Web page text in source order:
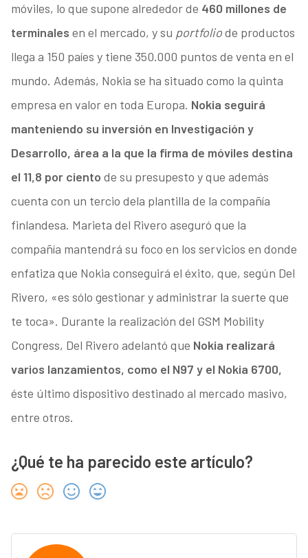
móviles, lo que supone alrededor de 460 millones de
terminales en el mercado, y su portfoliode productos
llega a 150 paíes y tiene 350.000 puntos de venta en el
mundo. Además, Nokia se ha situado como la quinta
empresa en valor en toda Europa. Nokia seguirá
manteniendo su inversión en Investigación y
Desarrollo, área a la que la firma de móviles destina
el 11,8 por ciento de su presupesto y que además
cuenta con un tercio dela plantilla de la compañía
finlandesa. Marieta del Rivero aseguró que la
compañía mantendrá su foco en los servicios en donde
enfatiza que Nokia conseguirá el éxito, que, según Del
Rivero, «es sólo gestionar y administrar la suerte que
te toca». Durante la realización del GSM Mobility
Congress, Del Rivero adelantó que Nokia realizará
varios lanzamientos, como el N97 y el Nokia 6700,
éste último dispositivo destinado al mercado masivo,
entre otros.
¿Qué te ha parecido este artículo?